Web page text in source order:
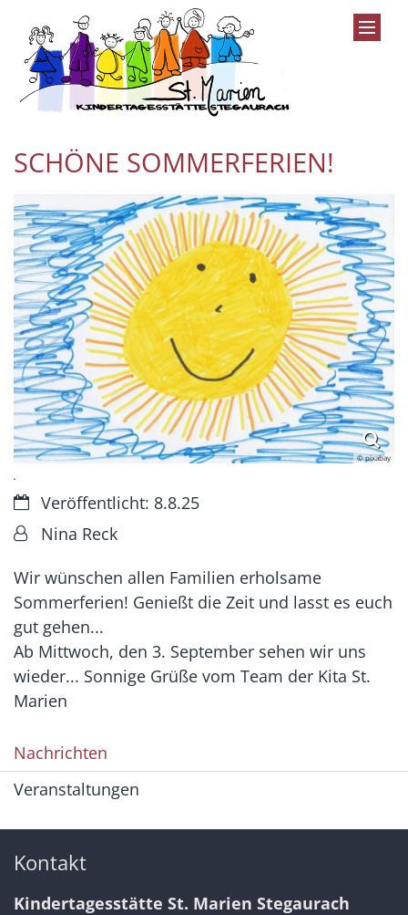
Zum Inhalt springen
SCHÖNE SOMMERFERIEN!
© pixabay
.
Datum:Veröffentlicht: 8.8.25
Von:Nina Reck
Wir wünschen allen Familien erholsame
Sommerferien! Genießt die Zeit und lasst es euch
gut gehen...
Ab Mittwoch, den 3. September sehen wir uns
wieder... Sonnige Grüße vom Team der Kita St.
Marien
Nachrichten
Veranstaltungen
Kontakt
Kindertagesstätte St. Marien Stegaurach